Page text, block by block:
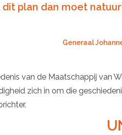
dit plan dan moet
Generaal
van de Maatschappij van
zich in om die